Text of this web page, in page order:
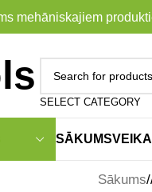
mehāniskajiem
SELECT CATEGORY
SĀKUMS
Sākums/